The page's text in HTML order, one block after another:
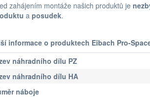
zahájením montáže našich produktů je
a posudek.
informace o produktech Eibach Pro-
náhradního dílu PZ
náhradního dílu HA
náboje